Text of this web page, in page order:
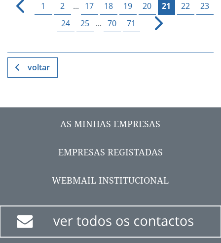
1 2 ... 17 18 19 20 21 22
23
24
25 ... 70 71
voltar
AS MINHAS EMPRESAS
EMPRESAS REGISTADAS
WEBMAIL INSTITUCIONAL